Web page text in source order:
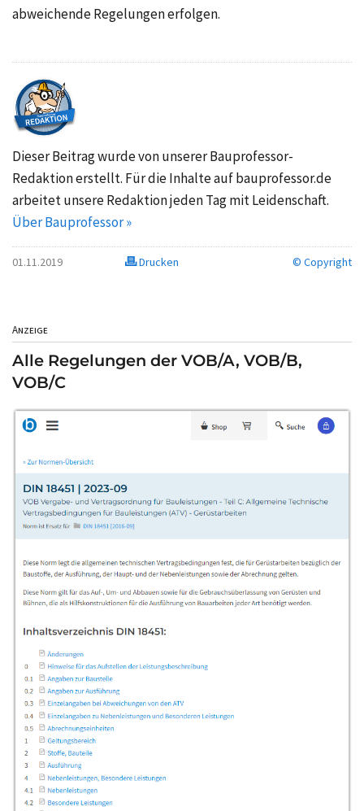
abweichende Regelungen erfolgen.
Dieser Beitrag wurde von unserer Bauprofessor-
Redaktion erstellt. Für die Inhalte auf bauprofessor.de
arbeitet unsere Redaktion jeden Tag mit Leidenschaft.
Über Bauprofessor »
01.11.2019 Drucken © Copyright
Anzeige
Alle Regelungen der VOB/A, VOB/B,
VOB/C